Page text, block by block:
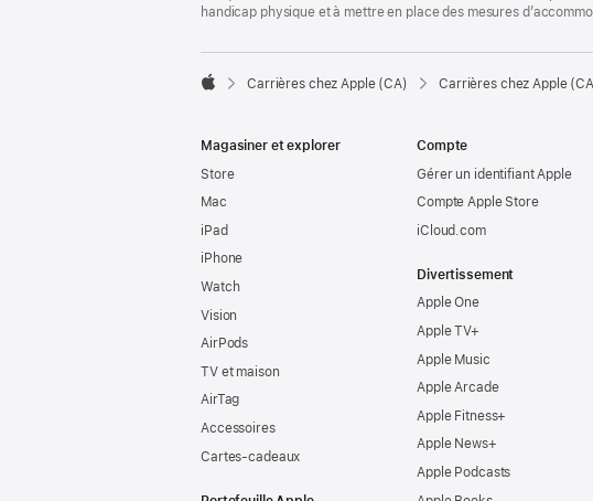
handicap physique et à mettre en place des mesures

Carrières chez Apple (CA) Carrières chez Apple
Magasiner et explorer
Store
Mac
iPad
iPhone
Watch
Vision
AirPods
TV et maison
AirTag
Accessoires
Cartes-cadeaux
Compte
Gérer un identifiant Apple
Compte Apple Store
iCloud.com
Divertissement
Apple One
Apple TV+
Apple Music
Apple Arcade
Apple Fitness+
Apple News+
Apple Podcasts